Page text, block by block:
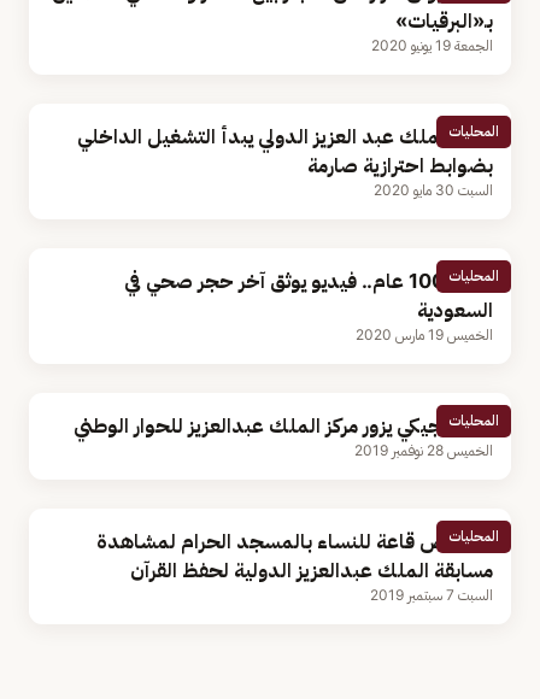
بـ«البرقيات»
الجمعة 19 يونيو 2020
المحليات
مطار الملك عبد العزيز الدولي يبدأ التشغيل الداخلي
بضوابط احترازية صارمة
السبت 30 مايو 2020
المحليات
عمره 100 عام.. فيديو يوثق آخر حجر صحي في
السعودية
الخميس 19 مارس 2020
المحليات
وفد بلجيكي يزور مركز الملك عبدالعزيز للحوار الوطني
الخميس 28 نوفمبر 2019
المحليات
تخصيص قاعة للنساء بالمسجد الحرام لمشاهدة
مسابقة الملك عبدالعزيز الدولية لحفظ القرآن
السبت 7 سبتمبر 2019